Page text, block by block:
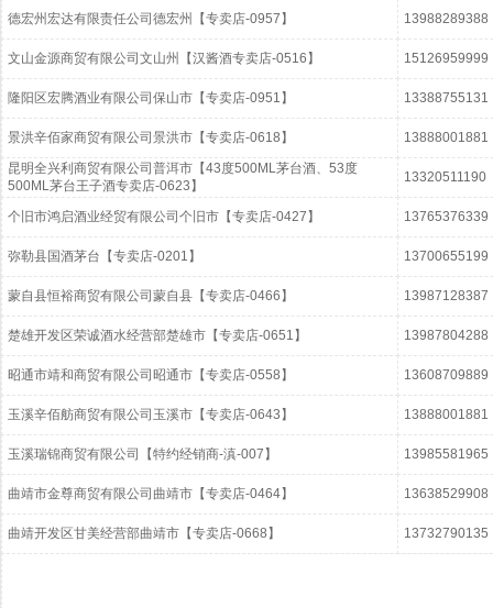
德宏州宏达有限责任公司德宏州【专卖店-0957】 13988289388
文山金源商贸有限公司文山州【汉酱酒专卖店-0516】 15126959999
隆阳区宏腾酒业有限公司保山市【专卖店-0951】 13388755131
景洪辛佰家商贸有限公司景洪市【专卖店-0618】
13888001881
昆明全兴利商贸有限公司普洱市【43度500ML茅台酒、53度
500ML茅台王子酒专卖店-0623】
13320511190
个旧市鸿启酒业经贸有限公司个旧市【专卖店-0427】 13765376339
弥勒县国酒茅台【专卖店-0201】 13700655199
蒙自县恒裕商贸有限公司蒙自县【专卖店-0466】 13987128387
楚雄开发区荣诚酒水经营部楚雄市【专卖店-0651】 13987804288
昭通市靖和商贸有限公司昭通市【专卖店-0558】 13608709889
玉溪辛佰舫商贸有限公司玉溪市【专卖店-0643】 13888001881
玉溪瑞锦商贸有限公司【特约经销商-滇-007】 13985581965
曲靖市金尊商贸有限公司曲靖市【专卖店-0464】 13638529908
曲靖开发区甘美经营部曲靖市【专卖店-0668】 13732790135